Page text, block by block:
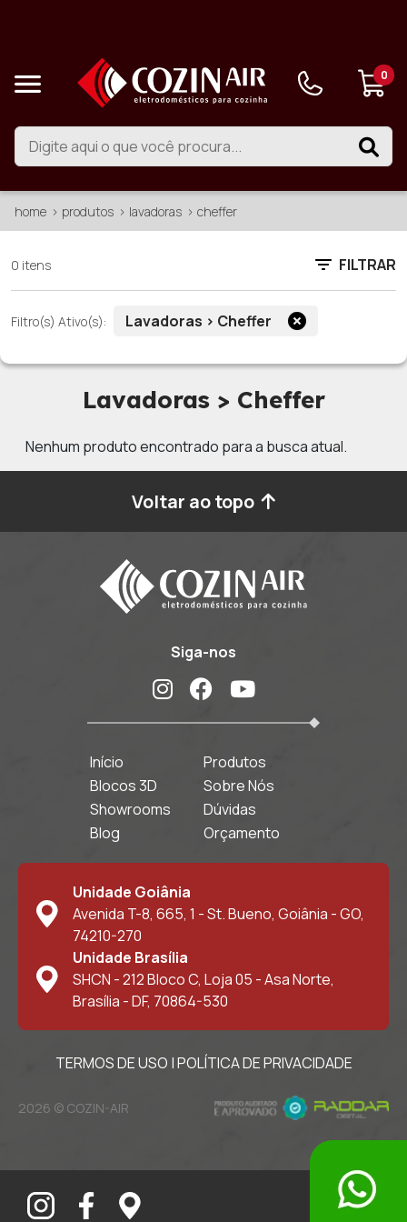
0
home produtos lavadoras cheffer
0 itens FILTRAR
Filtro(s) Ativo(s): Lavadoras > Cheffer
Lavadoras > Cheffer
Nenhum produto encontrado para a busca atual.
Voltar ao topo
Siga-nos
Início
Produtos
Blocos 3D
Sobre Nós
Showrooms
Dúvidas
Blog
Orçamento
Unidade Goiânia
Avenida T-8, 665, 1 - St. Bueno, Goiânia - GO,
74210-270
Unidade Brasília
SHCN - 212 Bloco C, Loja 05 - Asa Norte,
Brasília - DF, 70864-530
TERMOS DE USO |POLÍTICA DE PRIVACIDADE
2026 © COZIN-AIR